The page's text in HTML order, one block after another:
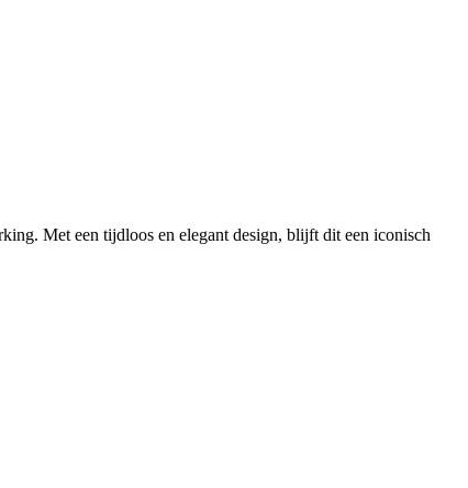
Met een tijdloos en elegant design, blijft dit een iconisch